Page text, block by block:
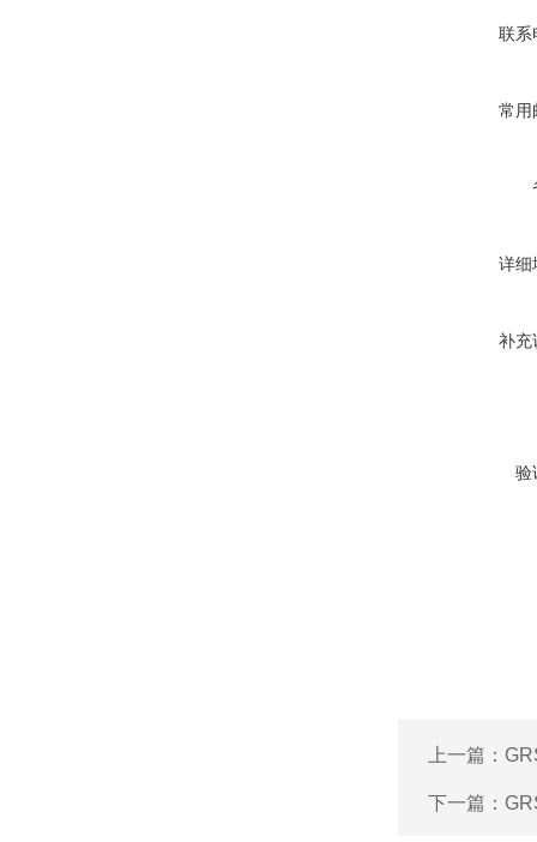
联系
常用
详细
补充
验
上一篇：
下一篇：